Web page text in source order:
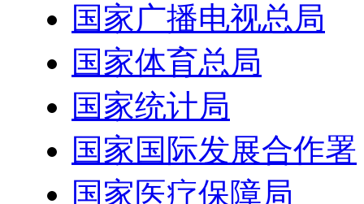
国家广播电视总局
国家体育总局
国家统计局
国家国际发展合作署
国家医疗保障局